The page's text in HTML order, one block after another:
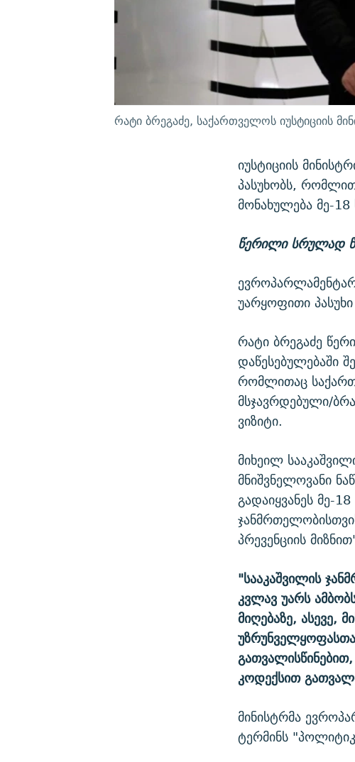
რატი ბრეგაძე, საქართველოს იუსტიციის
იუსტიციის
პასუხობს,
მონახულება მე-
წერილი სრულად
უარყოფითი
რატი ბრეგაძე
დაწესებულებაში
რომლითაც
მსჯავრდებული/
ვიზიტი.
მიხეილ
მნიშვნელოვანი
გადაიყვანეს მე-
პრევენციის
"სააკაშვილის
კვლავ უარს
მიღებაზე, ასევე,
კოდექსით
მინისტრმა
ტერმინს